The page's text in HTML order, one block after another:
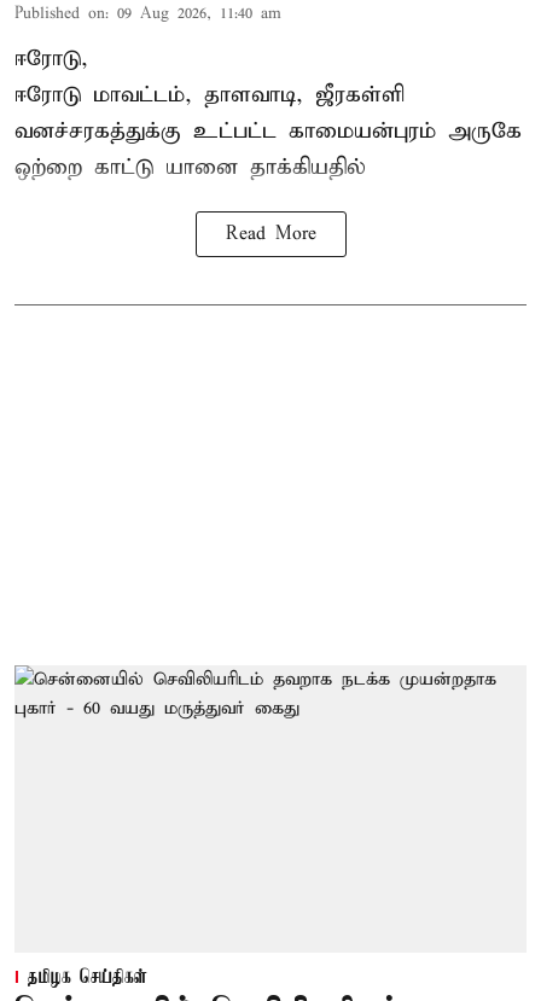
Published on: 09 Aug 2026, 11:40 am
ஈரோடு,
ஈரோடு மாவட்டம், தாளவாடி, ஜீரகள்ளி
வனச்சரகத்துக்கு உட்பட்ட காமையன்புரம் அருகே
ஒற்றை காட்டு யானை தாக்கியதில்
Read More
தமிழக செய்திகள்